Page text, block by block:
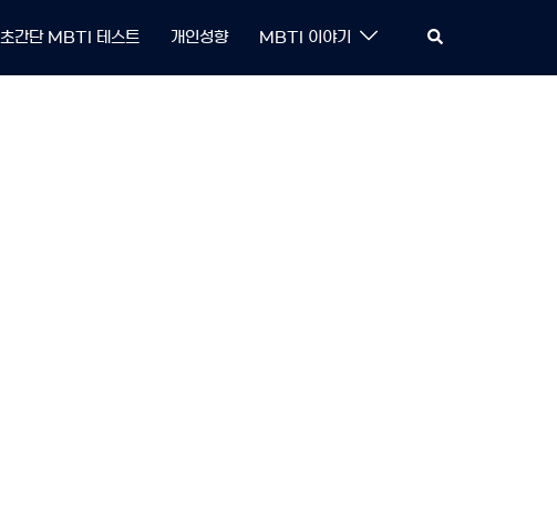
초간단 MBTI 테스트 개인성향 MBTI 이야기 Search